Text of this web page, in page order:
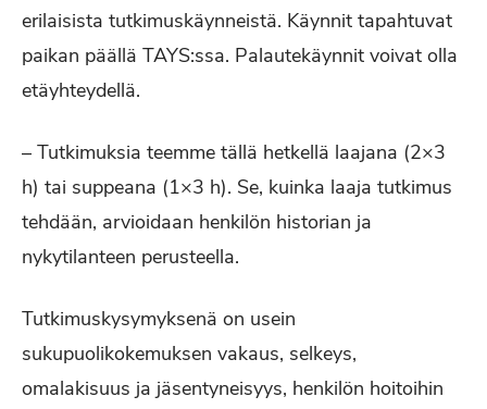
erilaisista tutkimuskäynneistä. Käynnit tapahtuvat
paikan päällä TAYS:ssa. Palautekäynnit voivat olla
etäyhteydellä.
– Tutkimuksia teemme tällä hetkellä laajana (2×3
h) tai suppeana (1×3 h). Se, kuinka laaja tutkimus
tehdään, arvioidaan henkilön historian ja
nykytilanteen perusteella.
Tutkimuskysymyksenä on usein
sukupuolikokemuksen vakaus, selkeys,
omalakisuus ja jäsentyneisyys, henkilön hoitoihin